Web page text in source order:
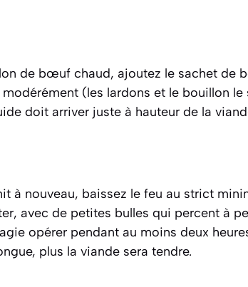
de bœuf chaud, ajoutez le sachet de
modérément (les lardons et le bouillon
doit arriver juste à hauteur de la
à nouveau, baissez le feu au strict
avec de petites bulles qui percent à
opérer pendant au moins deux
plus la viande sera tendre.